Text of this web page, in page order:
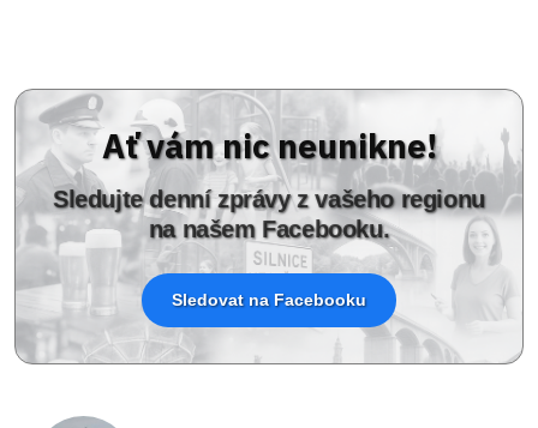
Ať vám nic neunikne!
Sledujte denní zprávy z vašeho regionu
na našem Facebooku.
Sledovat na Facebooku